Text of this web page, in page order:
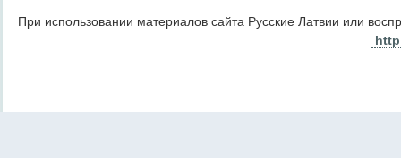
При использовании материалов сайта Русские Латвии или